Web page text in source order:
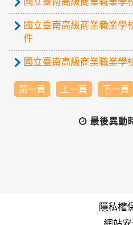
國立臺南高級商業職業學
件
國立臺南高級商業職業學
第一頁 上一頁 下一頁
最後異動
隱私權